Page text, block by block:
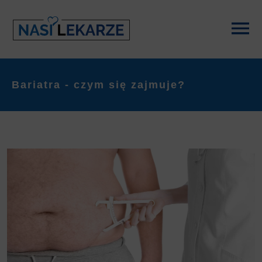
Bariatra - czym się zajmuje?